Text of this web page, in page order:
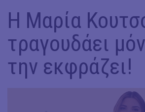
Η Μαρία
τραγουδάει
την εκφράζει!